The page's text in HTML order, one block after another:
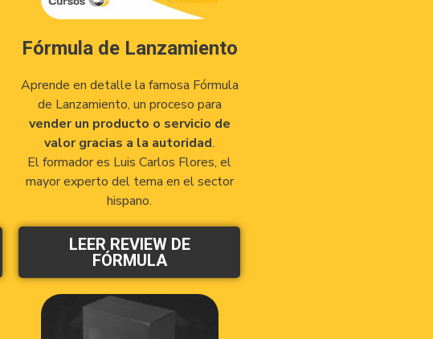
Fórmula de Lanzamiento
Aprende en detalle la famosa Fórmula
de Lanzamiento, un proceso para
vender un producto o servicio de
valor gracias a la autoridad.
El formador es Luis Carlos Flores, el
mayor experto del tema en el sector
hispano.
LEER REVIEW DE
FÓRMULA